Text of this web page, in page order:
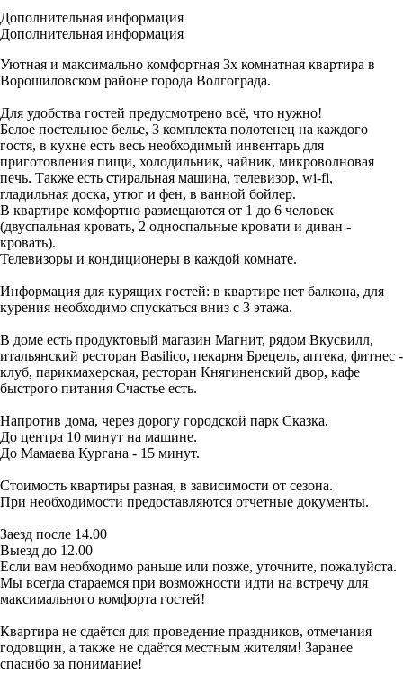
Дополнительная информация
Дополнительная информация
Уютная и максимально комфортная 3х комнатная квартира в
Ворошиловском районе города Волгограда.
Для удобства гостей предусмотрено всё, что нужно!
Белое постельное белье, 3 комплекта полотенец на каждого
гостя, в кухне есть весь необходимый инвентарь для
приготовления пищи, холодильник, чайник, микроволновая
печь. Также есть стиральная машина, телевизор, wi-fi,
гладильная доска, утюг и фен, в ванной бойлер.
В квартире комфортно размещаются от 1 до 6 человек
(двуспальная кровать, 2 односпальные кровати и диван -
кровать).
Телевизоры и кондиционеры в каждой комнате.
Информация для курящих гостей: в квартире нет балкона, для
курения необходимо спускаться вниз с 3 этажа.
В доме есть продуктовый магазин Магнит, рядом Вкусвилл,
итальянский ресторан Basilico, пекарня Брецель, аптека, фитнес -
клуб, парикмахерская, ресторан Княгиненский двор, кафе
быстрого питания Счастье есть.
Напротив дома, через дорогу городской парк Сказка.
До центра 10 минут на машине.
До Мамаева Кургана - 15 минут.
Стоимость квартиры разная, в зависимости от сезона.
При необходимости предоставляются отчетные документы.
Заезд после 14.00
Выезд до 12.00
Если вам необходимо раньше или позже, уточните, пожалуйста.
Мы всегда стараемся при возможности идти на встречу для
максимального комфорта гостей!
Квартира не сдаётся для проведение праздников, отмечания
годовщин, а также не сдаётся местным жителям! Заранее
спасибо за понимание!